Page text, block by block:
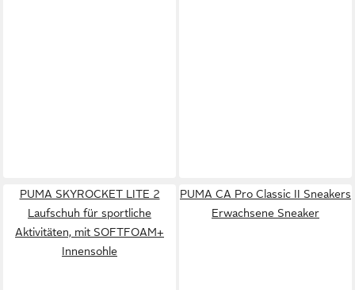
PUMA SKYROCKET LITE 2
Laufschuh für sportliche
Aktivitäten, mit SOFTFOAM+
Innensohle
PUMA CA Pro Classic II Sneakers
Erwachsene Sneaker